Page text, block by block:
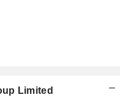
Limited